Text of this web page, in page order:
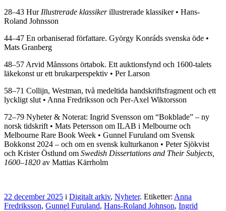
28–43 Hur Illustrerade klassikerillustrerade klassiker • Hans-
Roland Johnsson
44–47 En orbaniserad författare. György Konráds svenska öde •
Mats Granberg
48–57 Arvid Månssons örtabok. Ett auktionsfynd och 1600-talets
läkekonst ur ett brukarperspektiv • Per Larson
58–71 Collijn, Westman, två medeltida handskriftsfragment och ett
lyckligt slut • Anna Fredriksson och Per-Axel Wiktorsson
72–79 Nyheter & Noterat: Ingrid Svensson om “Bokblade” – ny
norsk tidskrift • Mats Petersson om ILAB i Melbourne och
Melbourne Rare Book Week • Gunnel Furuland om Svensk
Bokkonst 2024 – och om en svensk kulturkanon • Peter Sjökvist
och Krister Östlund om Swedish Dissertations and Their Subjects,
1600–1820 av Mattias Kärrholm
22 december 2025 i Digitalt arkiv, Nyheter. Etiketter: Anna
Fredriksson, Gunnel Furuland, Hans-Roland Johnson, Ingrid